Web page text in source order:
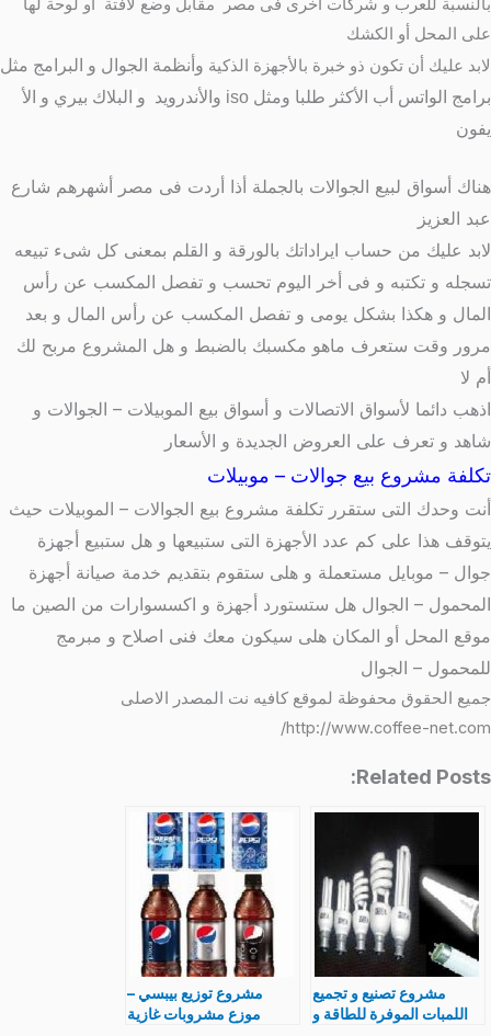
بالنسبة للعرب و شركات أخرى فى مصر مقابل وضع لافتة أو لوحة لها
على المحل أو الكشك
لابد عليك أن تكون ذو خبرة بالأجهزة الذكية وأنظمة الجوال و البرامج مثل
برامج الواتس أب الأكثر طلبا ومثل iso والأندرويد و
لبلاك بيري و الأ
يفون
هناك أسواق لبيع الجوالات بالجملة أذا أردت فى مصر أشهرهم شارع
عبد العزيز
لابد عليك من حساب ايراداتك بالورقة و القلم بمعنى كل شىء تبيعه
تسجله و تكتبه و فى أخر اليوم تحسب و تفصل المكسب عن رأس
المال و هكذا بشكل يومى و تفصل المكسب عن رأس المال و بعد
مرور وقت ستعرف ماهو مكسبك بالضبط و هل المشروع مربح لك
أم لا
اذهب دائما لأسواق الاتصالات و أسواق بيع الموبيلات – الجوالات و
شاهد و تعرف على العروض الجديدة و الأسعار
تكلفة مشروع بيع جوالات – موبيلات
أنت وحدك التى ستقرر تكلفة مشروع بيع الجوالات – الموبيلات حيث
يتوقف هذا على كم عدد الأجهزة التى ستبيعها و هل ستبيع أجهزة
جوال – موبايل مستعملة و هلى ستقوم بتقديم خدمة صيانة أجهزة
المحمول – الجوال هل ستستورد أجهزة و اكسسوارات من الصين ما
موقع المحل أو المكان هلى سيكون معك فنى اصلاح و مبرمج
للمحمول – الجوال
جميع الحقوق محفوظة لموقع كافيه نت المصدر الاصلى
http://www.coffee-net.com/
Related Posts:
مشروع تصنيع و تجميع
اللمبات الموفرة للطاقة و
مشروع توزيع بيبسي –
موزع مشروبات غازية